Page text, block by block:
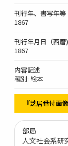
刊行年、書写年等
1867
刊行年月日（西暦)
1867
内容記述
種別: 絵本
『芝居番付画
部局
人文社会系研